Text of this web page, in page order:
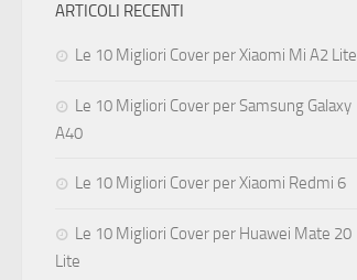
ARTICOLI RECENTI
Le 10 Migliori Cover per Xiaomi Mi A2 Lite
Le 10 Migliori Cover per Samsung Galaxy
A40
Le 10 Migliori Cover per Xiaomi Redmi 6
Le 10 Migliori Cover per Huawei Mate 20
Lite